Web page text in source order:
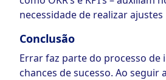
necessidade de realizar
Conclusão
Errar faz parte do processo
chances de sucesso. Ao